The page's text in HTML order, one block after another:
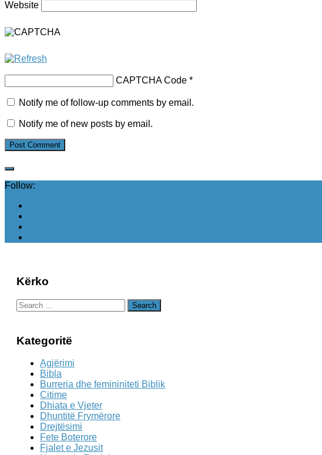
Website
CAPTCHA Code *
Notify me of follow-up comments by email.
Notify me of new posts by email.
Follow:
Kërko
Search
for:
Kategoritë
Agjërimi
Bibla
Burreria dhe femininiteti Biblik
Citime
Dhiata e Vjeter
Dhuntitë Frymërore
Drejtësimi
Fete Boterore
Fjalet e Jezusit